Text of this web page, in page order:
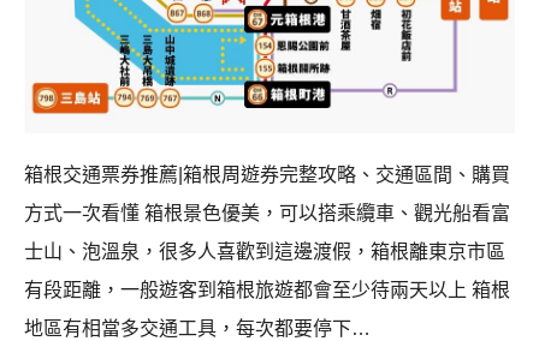
箱根交通票券推薦|箱根周遊券完整攻略、交通區間、購買
方式一次看懂 箱根景色優美，可以搭乘纜車、觀光船看富
士山、泡溫泉，很多人喜歡到這邊渡假，箱根離東京市區
有段距離，一般遊客到箱根旅遊都會至少待兩天以上 箱根
地區有相當多交通工具，每次都要停下…